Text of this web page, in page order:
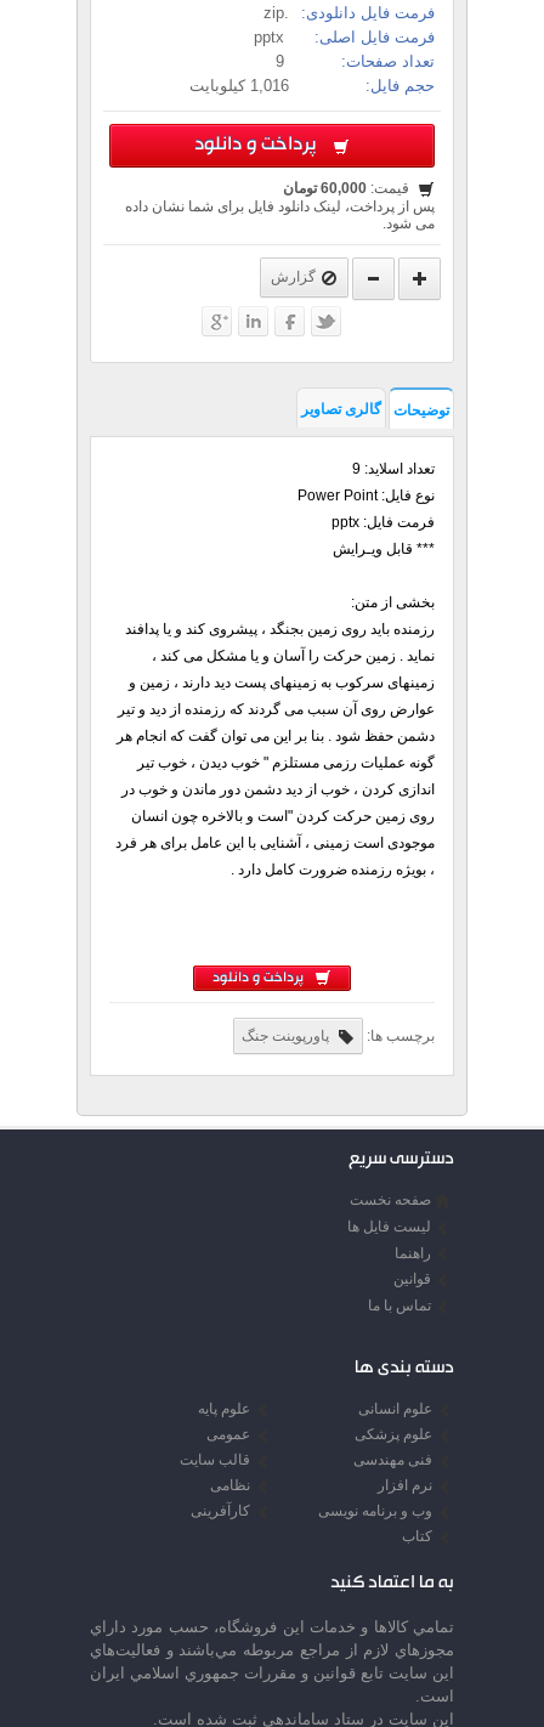
فرمت فایل دانلودی:
.zip
فرمت فایل اصلی:
تعداد صفحات:
حجم فایل:
1,016 کیلوبایت
پرداخت و دانلود
قیمت: 60,000 تومان
پس از پرداخت، لینک دانلود فایل برای شما نشان داده
می شود.
گزارش
توضیحات گالری تصاویر
تعداد اسلاید: 9
نوع فایل: Power Point
فرمت فایل: pptx
*** قابل ویـرایش
بخشی از متن:
رزمنده باید روی زمین بجنگد ، پیشروی کند و یا پدافند
نماید . زمین حرکت را آسان و یا مشکل می کند ،
زمینهای سرکوب به زمینهای پست دید دارند ، زمین و
عوارض روی آن سبب می گردند که رزمنده از دید و تیر
دشمن حفظ شود . بنا بر این می توان گفت که انجام هر
گونه عملیات رزمی مستلزم " خوب دیدن ، خوب تیر
اندازی کردن ، خوب از دید دشمن دور ماندن و خوب در
روی زمین حرکت کردن "است و بالاخره چون انسان
موجودی است زمینی ، آشنایی با این عامل برای هر فرد
، بویژه رزمنده ضرورت کامل دارد .
پرداخت و دانلود
برچسب ها: پاورپوینت جنگ
دسترسی سریع
صفحه نخست
لیست فایل ها
راهنما
قوانین
تماس با ما
دسته بندی ها
علوم انسانی
علوم پایه
علوم پزشکی
عمومی
فنی مهندسی
قالب سایت
نرم افزار
نظامی
وب و برنامه نویسی
کارآفرینی
کتاب
به ما اعتماد کنید
تمامي كالاها و خدمات اين فروشگاه، حسب مورد داراي
مجوزهاي لازم از مراجع مربوطه مي‌باشند و فعاليت‌هاي
اين سايت تابع قوانين و مقررات جمهوري اسلامي ايران
است.
این سایت در ستاد ساماندهی ثبت شده است.